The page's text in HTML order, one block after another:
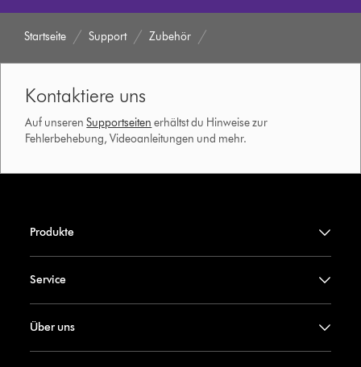
Startseite Support Zubehör
Kontaktiere uns
Auf unserenSupportseiten erhältst du Hinweise zur
Fehlerbehebung, Videoanleitungen und mehr.
Produkte
Service
Über uns